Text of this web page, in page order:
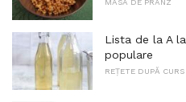
MASA DE PRANZ
Lista de la A
populare
REȚETE DUPĂ CURS